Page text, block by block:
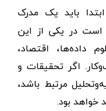
باید یک مدرک
است در یکی از این
داده‌ها، اقتصاد،
اگر تحقیقات و
مرتبط باشد،
خواهد بود.